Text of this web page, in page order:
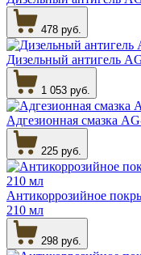
478 руб.
Дизельный антигель
1 053 руб.
Адгезионная смазка
225 руб.
Антикоррозийное
210 мл
298 руб.